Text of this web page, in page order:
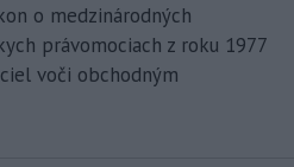
o medzinárodných
právomociach z roku 1977
voči obchodným